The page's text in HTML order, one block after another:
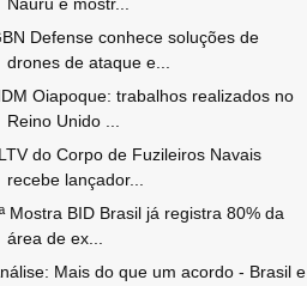
Defense conhece soluções de
drones de ataque e...
Oiapoque: trabalhos realizados no
Reino Unido ...
do Corpo de Fuzileiros Navais
recebe lançador...
Mostra BID Brasil já registra 80% da
área de ex...
Mais do que um acordo - Brasil e